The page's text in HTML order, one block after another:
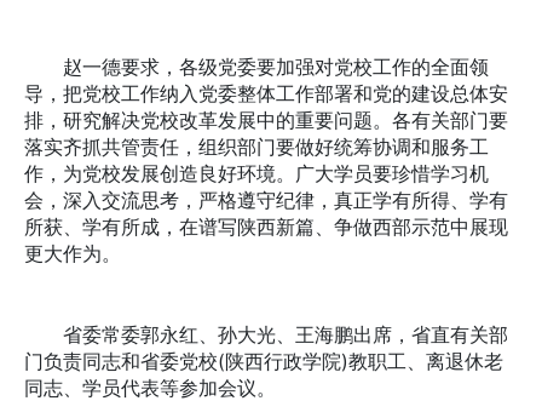
赵一德要求，各级党委要加强对党校工作的全面领
导，把党校工作纳入党委整体工作部署和党的建设总体安
排，研究解决党校改革发展中的重要问题。各有关部门要
落实齐抓共管责任，组织部门要做好统筹协调和服务工
作，为党校发展创造良好环境。广大学员要珍惜学习机
会，深入交流思考，严格遵守纪律，真正学有所得、学有
所获、学有所成，在谱写陕西新篇、争做西部示范中展现
更大作为。
省委常委郭永红、孙大光、王海鹏出席，省直有关部
门负责同志和省委党校(陕西行政学院)教职工、离退休老
同志、学员代表等参加会议。